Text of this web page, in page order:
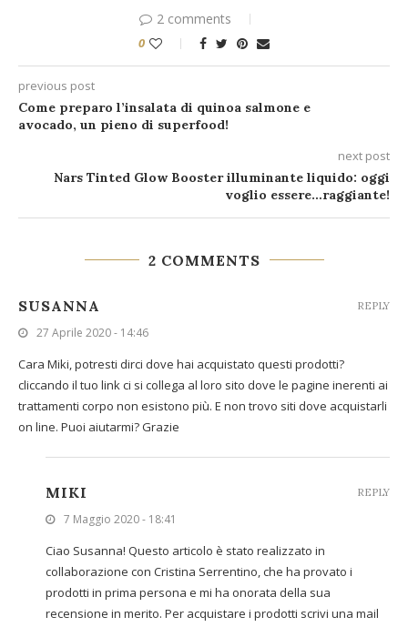
2 comments
0
previous post
Come preparo l’insalata di quinoa salmone e
avocado, un pieno di superfood!
next post
Nars Tinted Glow Booster illuminante liquido: oggi
voglio essere…raggiante!
2 COMMENTS
SUSANNA
27 Aprile 2020 - 14:46
Cara Miki, potresti dirci dove hai acquistato questi prodotti?
cliccando il tuo link ci si collega al loro sito dove le pagine inerenti ai
trattamenti corpo non esistono più. E non trovo siti dove acquistarli
on line. Puoi aiutarmi? Grazie
REPLY
MIKI
7 Maggio 2020 - 18:41
Ciao Susanna! Questo articolo è stato realizzato in
collaborazione con Cristina Serrentino, che ha provato i
prodotti in prima persona e mi ha onorata della sua
recensione in merito. Per acquistare i prodotti scrivi una mail
REPLY